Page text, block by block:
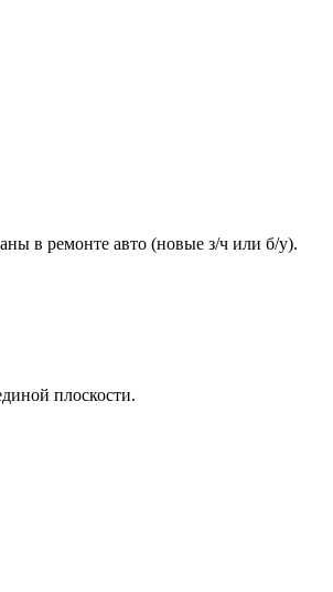
в ремонте авто (новые з/ч или б/у).
плоскости.